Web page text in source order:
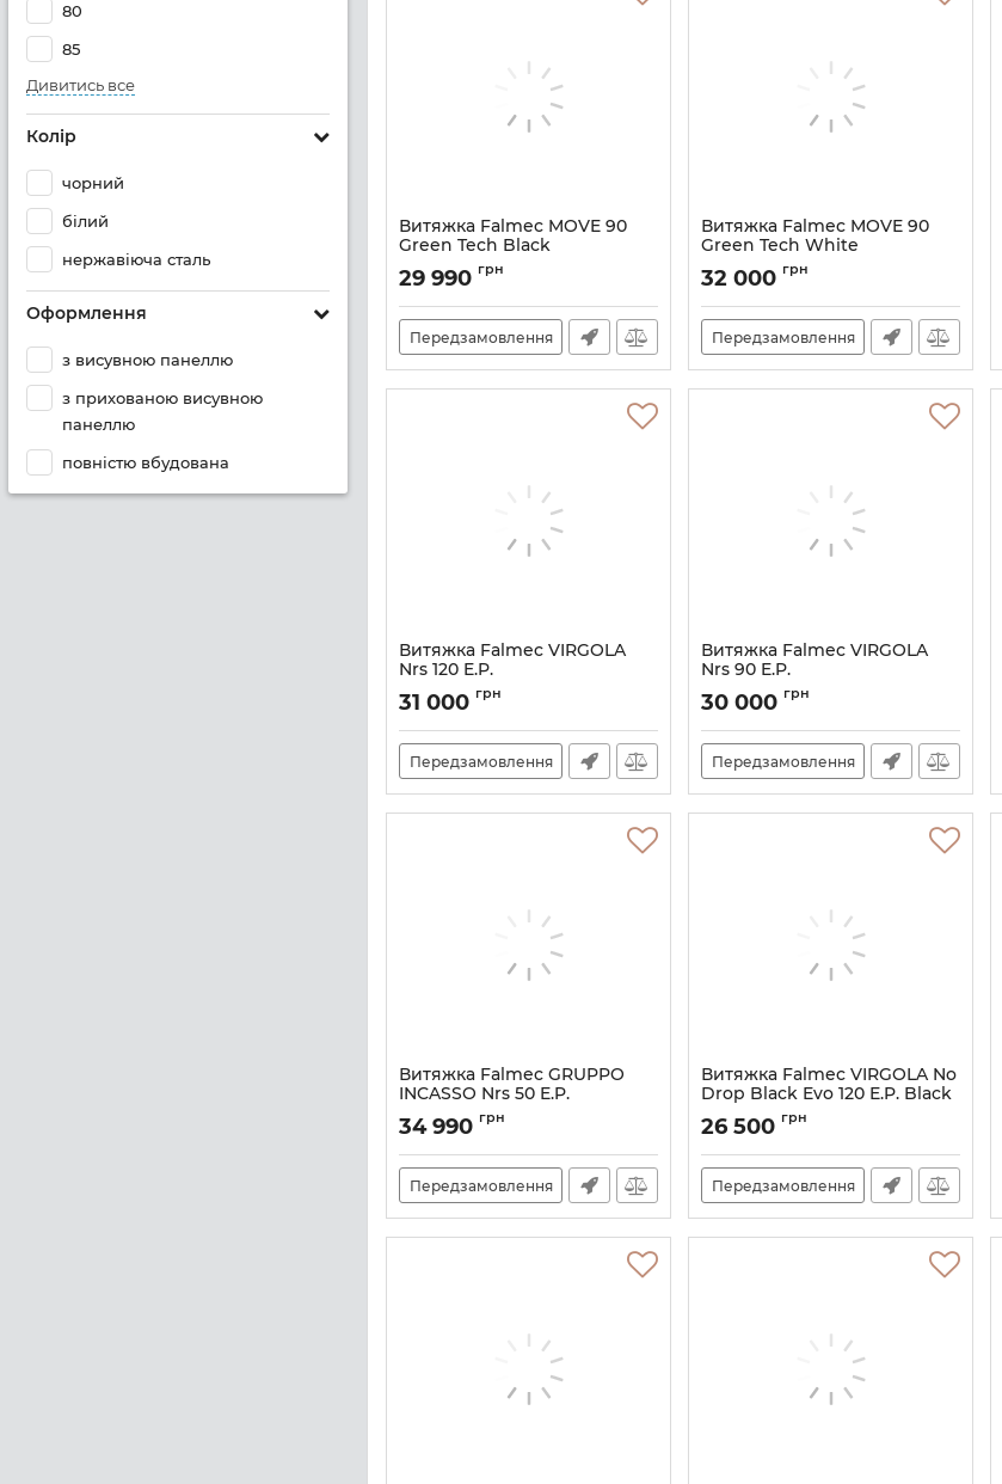
80
85
Дивитись все
Колір
чорний
білий
нержавіюча сталь
Оформлення
з висувною панеллю
з прихованою висувною
панеллю
повністю вбудована
Витяжка Falmec MOVE 90
Green Tech Black
Артикул:M101216
29 990 грн
Передзамовлення
Витяжка Falmec MOVE 90
Green Tech White
Артикул:M101215
32 000 грн
Передзамовлення
Витяжка Falmec VIRGOLA
Nrs 120 E.P.
Артикул:M101414
31 000 грн
Передзамовлення
Витяжка Falmec VIRGOLA
Nrs 90 E.P.
Артикул: M101413
30 000 грн
Передзамовлення
Витяжка Falmec GRUPPO
INCASSO Nrs 50 E.P.
Артикул:M100642
34 990 грн
Передзамовлення
Витяжка Falmec VIRGOLA No
Drop Black Evo 120 E.P. Black
Артикул:M101306
26 500 грн
Передзамовлення